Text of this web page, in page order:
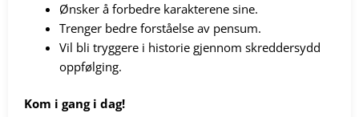
Ønsker å forbedre karakterene sine.
Trenger bedre forståelse av pensum.
Vil bli tryggere i historie gjennom skreddersydd
oppfølging.
Kom i gang i dag!